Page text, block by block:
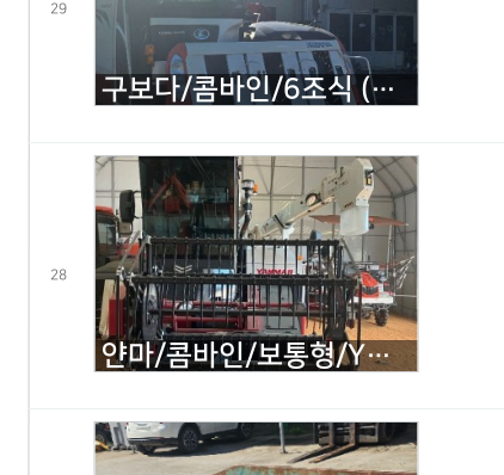
29
구보다/콤바인/6조식 (산물형)/ER112/2014년식
28
얀마/콤바인/보통형/YH400/2022년식